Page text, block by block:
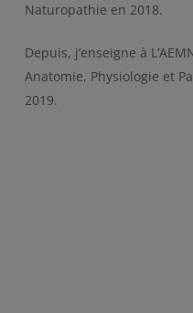
Naturopathie en 2018.
Depuis, j’enseigne à
Anatomie, Physiologie et
2019.